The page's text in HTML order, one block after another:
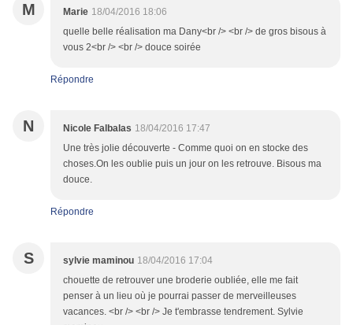
M Marie 18/04/2016 18:06
quelle belle réalisation ma Dany<br /> <br /> de gros bisous à
vous 2<br /> <br /> douce soirée
Répondre
N Nicole Falbalas 18/04/2016 17:47
Une très jolie découverte - Comme quoi on en stocke des
choses.On les oublie puis un jour on les retrouve. Bisous ma
douce.
Répondre
S sylvie maminou 18/04/2016 17:04
chouette de retrouver une broderie oubliée, elle me fait
penser à un lieu où je pourrai passer de merveilleuses
vacances. <br /> <br /> Je t'embrasse tendrement. Sylvie